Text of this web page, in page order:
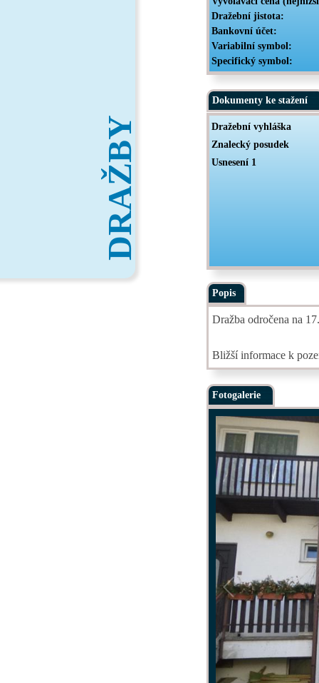
DRAŽBY
Dražební jistota:
Bankovní účet:
Variabilní symbol:
Specifický symbol:
Dokumenty ke stažení
Dražební vyhláška
Znalecký posudek
Usnesení 1
Popis
Dražba odročena na
Bližší informace k
Fotogalerie